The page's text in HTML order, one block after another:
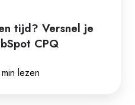
tijd? Versnel je
CPQ
lezen